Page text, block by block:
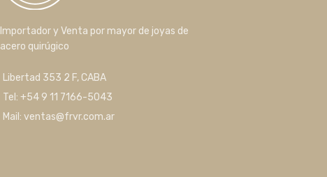
Importador y Venta por mayor de joyas de
acero quirúgico
Libertad 353 2 F, CABA
Tel: +54 9 11 7166-5043
Mail: ventas@frvr.com.ar